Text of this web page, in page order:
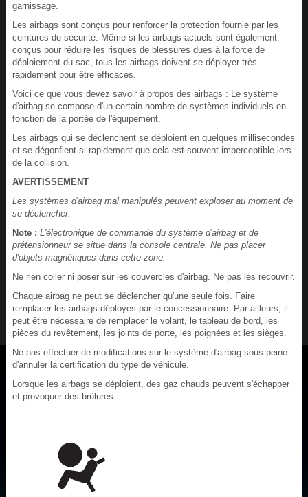
garnissage.
Les airbags sont conçus pour renforcer la protection fournie par les
ceintures de sécurité. Même si les airbags actuels sont également
conçus pour réduire les risques de blessures dues à la force de
déploiement du sac, tous les airbags doivent se déployer très
rapidement pour être efficaces.
Voici ce que vous devez savoir à propos des airbags : Le système
d'airbag se compose d'un certain nombre de systèmes individuels en
fonction de la portée de l'équipement.
Les airbags qui se déclenchent se déploient en quelques millisecondes
et se dégonflent si rapidement que cela est souvent imperceptible lors
de la collision.
AVERTISSEMENT
Les systèmes d'airbag mal manipulés peuvent exploser au moment de
se déclencher.
Note : L'électronique de commande du système d'airbag et de
prétensionneur se situe dans la console centrale. Ne pas placer
d'objets magnétiques dans cette zone.
Ne rien coller ni poser sur les couvercles d'airbag. Ne pas les recouvrir.
Chaque airbag ne peut se déclencher qu'une seule fois. Faire
remplacer les airbags déployés par le concessionnaire. Par ailleurs, il
peut être nécessaire de remplacer le volant, le tableau de bord, les
pièces du revêtement, les joints de porte, les poignées et les sièges.
Ne pas effectuer de modifications sur le système d'airbag sous peine
d'annuler la certification du type de véhicule.
Lorsque les airbags se déploient, des gaz chauds peuvent s'échapper
et provoquer des brûlures.